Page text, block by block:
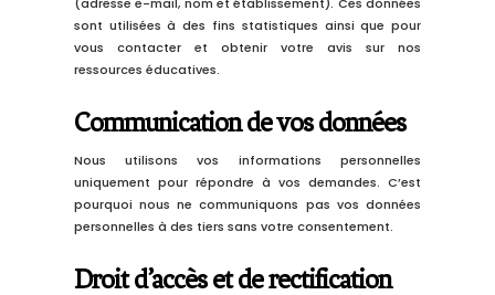
sont utilisées à des fins statistiques ainsi que pour
vous contacteret obtenir votre avis surnos
ressources éducatives.
Communication de vos données
Nous utilisons vos informations personnelles
uniquement pour répondre à vos demandes. C’est
pourquoi nous ne communiquons pas vos données
personnelles à des tiers sans votre consentement.
Droit d’accès et de rectification